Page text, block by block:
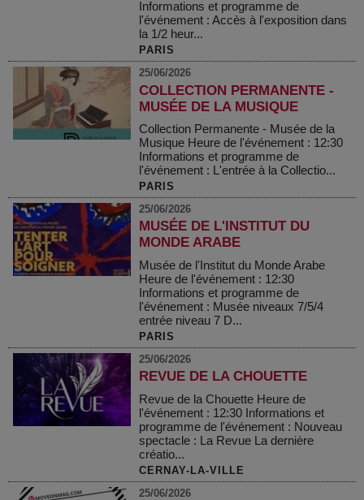
Informations et programme de
l'événement : Accès à l'exposition dans
la 1/2 heur...
PARIS
25/06/2026
COLLECTION PERMANENTE -
MUSÉE DE LA MUSIQUE
Collection Permanente - Musée de la
Musique Heure de l'événement : 12:30
Informations et programme de
l'événement : L'entrée à la Collectio...
PARIS
25/06/2026
MUSÉE DE L'INSTITUT DU
MONDE ARABE
Musée de l'Institut du Monde Arabe
Heure de l'événement : 12:30
Informations et programme de
l'événement : Musée niveaux 7/5/4
entrée niveau 7 D...
PARIS
25/06/2026
REVUE DE LA CHOUETTE
Revue de la Chouette Heure de
l'événement : 12:30 Informations et
programme de l'événement : Nouveau
spectacle : La Revue La dernière
créatio...
CERNAY-LA-VILLE
25/06/2026